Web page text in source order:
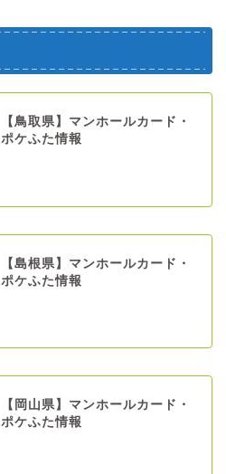
【鳥取県】マンホールカード・
ポケふた情報
【島根県】マンホールカード・
ポケふた情報
【岡山県】マンホールカード・
ポケふた情報